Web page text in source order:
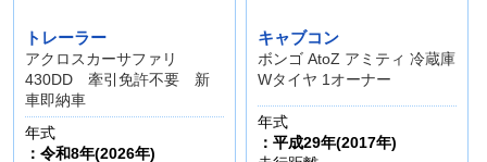
トレーラー
アクロスカーサファリ
430DD 牽引免許不要 新
車即納車
年式
：令和8年(2026年)
キャブコン
ボンゴ AtoZ アミティ 冷蔵庫
Wタイヤ 1オーナー
年式
：平成29年(2017年)